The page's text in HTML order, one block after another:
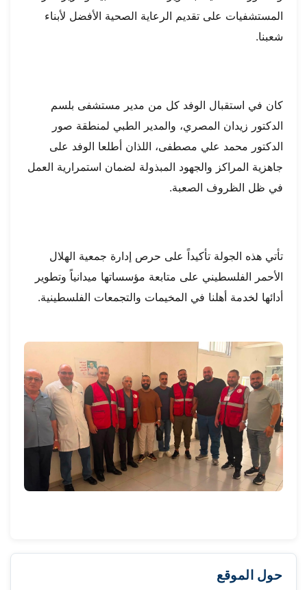
المستشفيات على تقديم الرعاية الصحية الأفضل لأبناء
شعبنا.
كان في استقبال الوفد كل من مدير مستشفى بلسم
الدكتور زيدان المصري، والمدير الطبي لمنطقة صور
الدكتور محمد علي مصطفى، اللذان أطلعا الوفد على
جاهزية المراكز والجهود المبذولة لضمان استمرارية العمل
في ظل الظروف الصعبة.
تأتي هذه الجولة تأكيداً على حرص إدارة جمعية الهلال
الأحمر الفلسطيني على متابعة مؤسساتها ميدانياً وتطوير
أدائها لخدمة أهلنا في المخيمات والتجمعات الفلسطينية.
حول الموقع